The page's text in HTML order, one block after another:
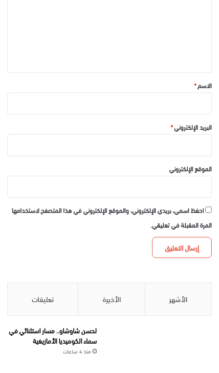
*الاسم*
البريد الإلكتروني*
الموقع الإلكتروني
احفظ اسمي، بريدي الإلكتروني، والموقع الإلكتروني في هذا المتصفح لاستخدامها
المرة المقبلة في تعليقي.
الأشهر الأخيرة تعليقات
لحسن شاوشاو.. مسار استثنائي في
سماء الكوميديا الأمازيغية
منذ 4 ساعات